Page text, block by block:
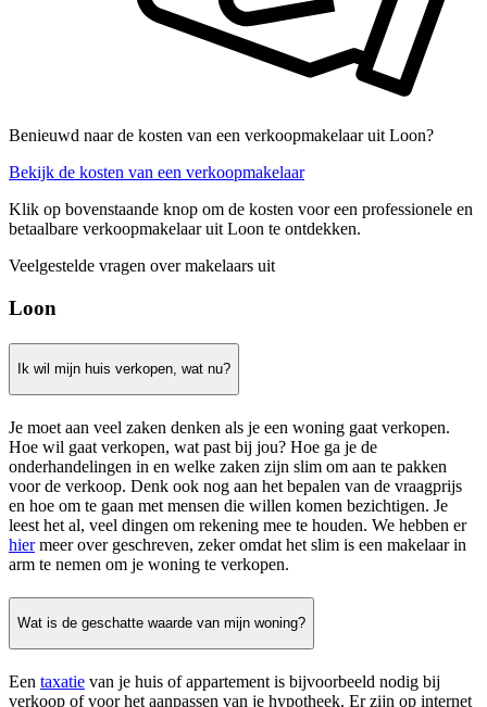
Benieuwd naar de kosten van een verkoopmakelaar uit Loon?
Bekijk de kosten van een verkoopmakelaar
Klik op bovenstaande knop om de kosten voor een professionele en
betaalbare verkoopmakelaar uit Loon te ontdekken.
Veelgestelde vragen over makelaars uit
Loon
Ik wil mijn huis verkopen, wat nu?
Je moet aan veel zaken denken als je een woning gaat verkopen.
Hoe wil gaat verkopen, wat past bij jou? Hoe ga je de
onderhandelingen in en welke zaken zijn slim om aan te pakken
voor de verkoop. Denk ook nog aan het bepalen van de vraagprijs
en hoe om te gaan met mensen die willen komen bezichtigen. Je
leest het al, veel dingen om rekening mee te houden. We hebben er
hiermeer over geschreven, zeker omdat het slim is een makelaar in
arm te nemen om je woning te verkopen.
Wat is de geschatte waarde van mijn woning?
Een taxatie van je huis of appartement is bijvoorbeeld nodig bij
verkoop of voor het aanpassen van je hypotheek. Er zijn op internet